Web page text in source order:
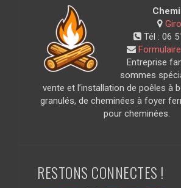
Tél : 06
Entreprise
sommes
vente et l’installation de poêles à
granulés, de cheminées à foyer
pour cheminées.
RESTONS CONNECTES !